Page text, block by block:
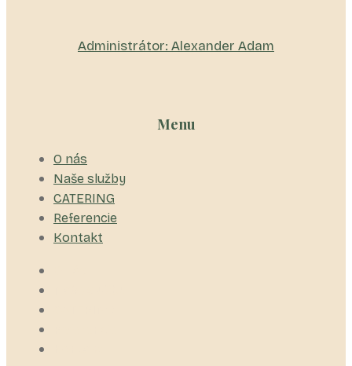
Administrátor: Alexander Adam
Menu
O nás
Naše služby
CATERING
Referencie
Kontakt